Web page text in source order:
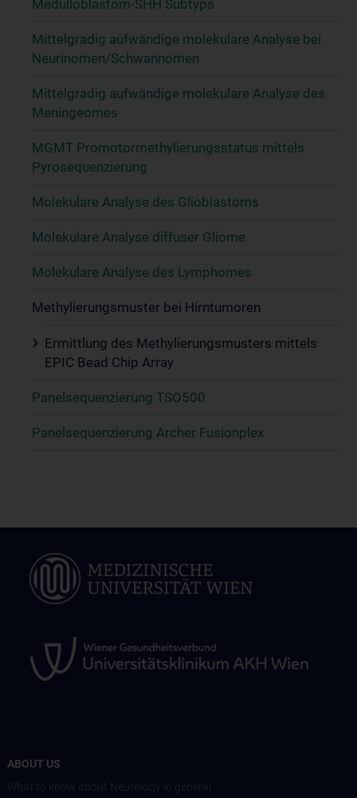
Medulloblastom-SHH Subtyps
Mittelgradig aufwändige molekulare Analyse bei
Neurinomen/Schwannomen
Mittelgradig aufwändige molekulare Analyse des
Meningeomes
MGMT Promotormethylierungsstatus mittels
Pyrosequenzierung
Molekulare Analyse des Glioblastoms
Molekulare Analyse diffuser Gliome
Molekulare Analyse des Lymphomes
Methylierungsmuster bei Hirntumoren
Ermittlung des Methylierungsmusters mittels
EPIC Bead Chip Array
Panelsequenzierung TSO500
Panelsequenzierung Archer Fusionplex
ABOUT US